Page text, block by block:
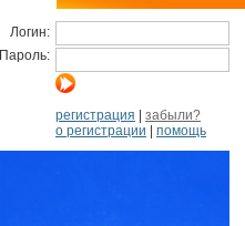
Логин:
Пароль:
регистрация
забыли?
о регистрации
помощь